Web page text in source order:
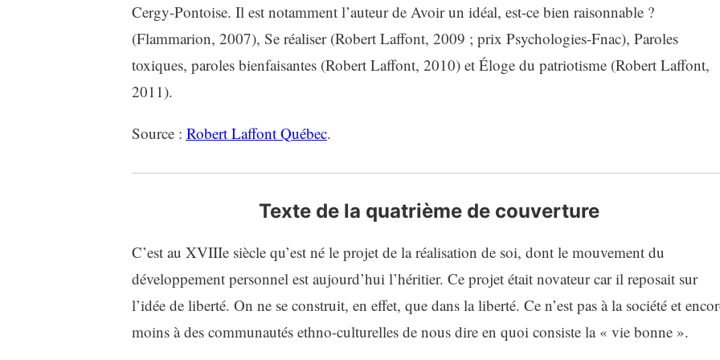
Cergy-Pontoise. Il est notamment l’auteur de Avoir un idéal, est-ce bien raisonnable ?
(Flammarion, 2007), Se réaliser (Robert Laffont, 2009 ; prix Psychologies-Fnac), Paroles
toxiques, paroles bienfaisantes (Robert Laffont, 2010) et Éloge du patriotisme (Robert Laffont,
2011).
Source : Robert Laffont Québec.
Texte de la quatrième de couverture
C’est au XVIIIe siècle qu’est né le projet de la réalisation de soi, dont le mouvement du
développement personnel est aujourd’hui l’héritier. Ce projet était novateur car il reposait sur
l’idée de liberté. On ne se construit, en effet, que dans la liberté. Ce n’est pas à la société et
moins à des communautés ethno-culturelles de nous dire en quoi consiste la « vie bonne ».